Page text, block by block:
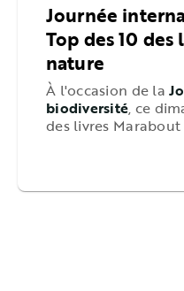
Journée
Top des 10
nature
À l'occasion de la
biodiversité, ce
des livres